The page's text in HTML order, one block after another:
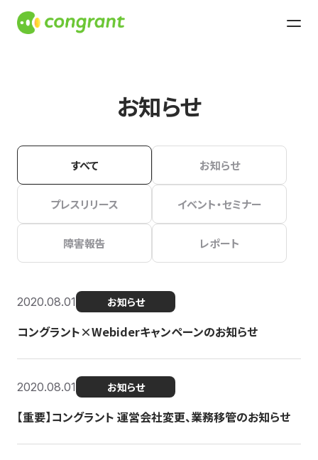
お知らせ
すべて お知らせ
プレスリリース イベント・セミナー
障害報告 レポート
2020.08.01 お知らせ
コングラント×Webiderキャンペーンのお知らせ
2020.08.01 お知らせ
【重要】コングラント 運営会社変更、業務移管のお知らせ